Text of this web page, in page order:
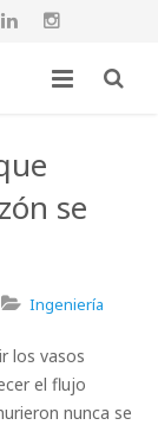
se
Ingeniería
los vasos
el flujo
nunca se